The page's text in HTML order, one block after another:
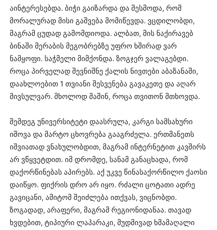
აინტერესებდა. ბიჭი გაიზარდა და მესმოდა, რომ
მორალურად მისი გაშვება მომიწევდა. ვცდილობდი,
მაგრამ ცუდად გამომდიოდა. ალბათ, მის ნაქირავებ
ბინაში მერაბის მეგობრებზე უფრო ხშირად ვარ
ნამყოფი. საჭმელი მიმქონდა. ზოგჯერ ვალაგებდი.
როცა პირველად შევნიშნე ქალის ნივთები აბაზანაში,
დაახლოებით 1 თვიანი შესვენება გავაკეთე და აღარ
მივსულვარ. მხოლოდ მაშინ, როცა თვითონ მთხოვდა.
შემდეგ უნივერსიტეტი დაასრულა, კარგი სამსახური
იშოვა და მარტო ცხოვრება გააგრძელა. ერთმანეთს
იშვიათად ვნახულობდით, მაგრამ ინტერნეტით კავშირს
არ ვწყვეტდით. იმ დრომდე, სანამ განაცხადა, რომ
დაქორწინებას აპირებს. აქ უკვე წინასაქორწილო ქაოსი
დაიწყო. ფიქრის დრო არ იყო. რძალი ცოტათი ადრე
გავიცანი, ამიტომ შეიძლება ითქვას, ვიცნობდი.
ზოგადად, არაფერი, მაგრამ რეგიონიდანაა. თავად
ხვდებით, ტიპიური ლაპარაკი, მუდმივად ხმამაღალი